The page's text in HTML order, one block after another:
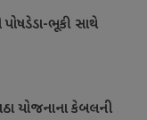
ભૂકી સાથે
યોજનાના કેબલની